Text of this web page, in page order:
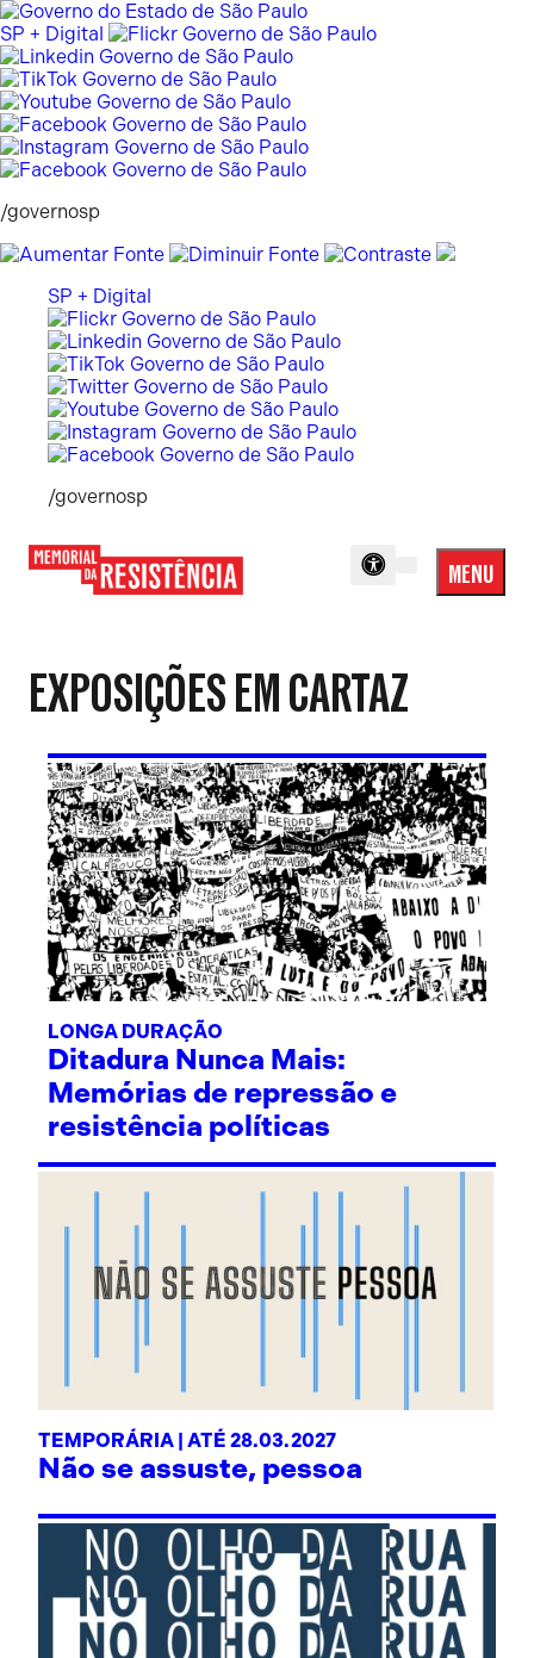
Pular
para
o
conteúdo
SP + Digital
/governosp
SP + Digital
/governosp
MENU
Menu
EXPOSIÇÕES EM CARTAZ
LONGA DURAÇÃO
Ditadura Nunca Mais:
Memórias de repressão e
resistência políticas
TEMPORÁRIA | ATÉ 28.03.2027
Não se assuste, pessoa